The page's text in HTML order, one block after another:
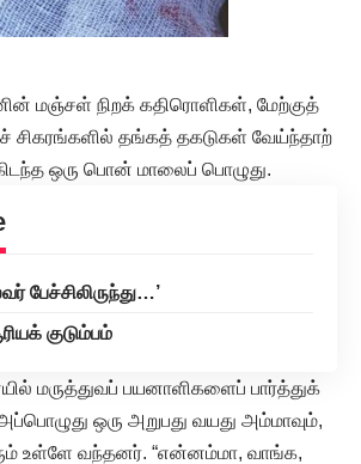
மஞ்சள் நிறக் கதிரொளிகள், மேற்குத்
சிகரங்களில் தங்கத் தகடுகள் வேய்ந்தாற்
ஒரு பொன் மாலைப் பொழுது.
பேச்சிலிருந்து…’
குடும்பம்
மருத்துவப் பயனாளிகளைப் பார்த்துக்
ஒரு அறுபது வயது அம்மாவும்,
உள்ளே வந்தனர். “என்னம்மா, வாங்க,